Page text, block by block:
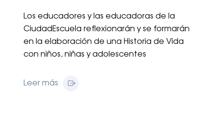
Los educadores y las educadoras de la
CiudadEscuela reflexionarán y se formarán
en la elaboración de una Historia de Vida
con niños, niñas y adolescentes
Leer más